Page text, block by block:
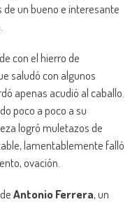
un bueno e interesante
con el hierro de
saludó con algunos
apenas acudió al caballo.
poco a poco a su
logró muletazos de
lamentablemente falló
ovación.
Antonio Ferrera, un